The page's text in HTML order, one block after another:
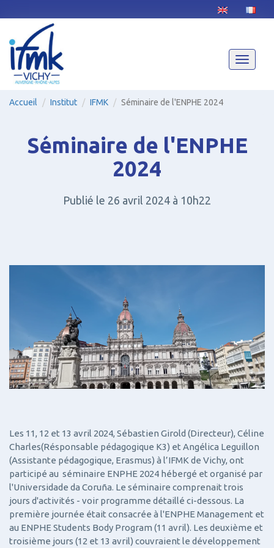
au
principal
Toggle
Accueil Institut IFMK Séminaire de l'ENPHE 2024
Séminaire de l'ENPHE
2024
Publié le 26 avril 2024 à 10h22
Les 11, 12 et 13 avril 2024, Sébastien Girold (Directeur), Céline
Charles(Résponsable pédagogique K3) et Angélica Leguillon
(Assistante pédagogique, Erasmus) à l’IFMK de Vichy, ont
participé au séminaire ENPHE 2024 hébergé et organisé par
l'Universidade da Coruña. Le séminaire comprenait trois
jours d'activités - voir programme détaillé ci-dessous. La
première journée était consacrée à l'ENPHE Management et
au ENPHE Students Body Program (11 avril). Les deuxième et
troisième jours (12 et 13 avril) couvraient le développement